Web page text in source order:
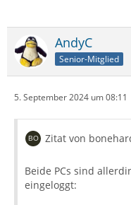
AndyC
Senior-Mitglied
5. September 2024 um 08:11
Zitat von
Beide PCs sind
eingeloggt: